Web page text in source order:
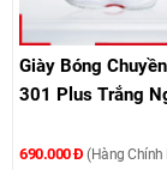
Giày Bóng
301 Plus Trắng
690.000 Đ (Hàng Chính